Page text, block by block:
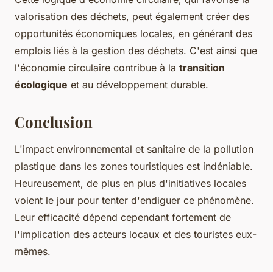
valorisation des déchets, peut également créer des
opportunités économiques locales, en générant des
emplois liés à la gestion des déchets. C'est ainsi que
l'économie circulaire contribue à la transition
écologique et au développement durable.
Conclusion
L'impact environnemental et sanitaire de la pollution
plastique dans les zones touristiques est indéniable.
Heureusement, de plus en plus d'initiatives locales
voient le jour pour tenter d'endiguer ce phénomène.
Leur efficacité dépend cependant fortement de
l'implication des acteurs locaux et des touristes eux-
mêmes.